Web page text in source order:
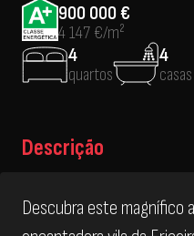
900 000 €
4 147 €/m²
4
quartos
4
Descrição
Descubra este magnífico